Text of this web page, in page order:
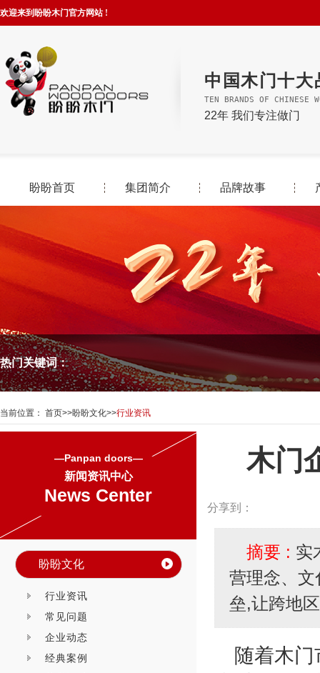
欢迎来到盼盼木门官方网站 !
中国木门十大
TEN BRANDS OF CHINESE
22年 我们专注做门
盼盼首页 集团简介 品牌故事
热门关键词：
当前位置： 首页>>盼盼文化>>行业资讯
—Panpan doors—
新闻资讯中心
News Center
盼盼文化
行业资讯
常见问题
企业动态
经典案例
木门
分享到：
摘要 : 实
营理念、
垒,让跨地
随着木